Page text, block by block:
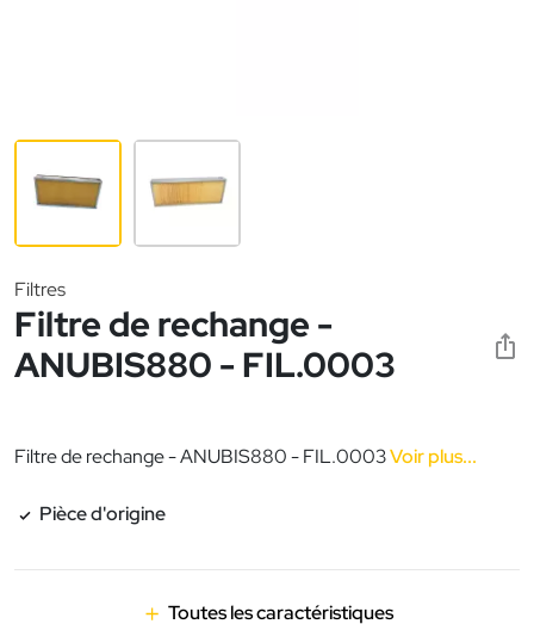
Filtres
Filtre de rechange -
ANUBIS880 - FIL.0003
Filtre de rechange - ANUBIS880 - FIL.0003Voir plus...
Pièce d'origine
Toutes les caractéristiques